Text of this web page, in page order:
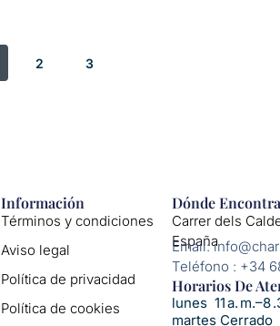
2 3
Información
Términos y condiciones
Aviso legal
Política de privacidad
Política de cookies
Dónde
Carrer dels
España
Email:
Teléfono : +34
Horarios De
lunes 11 a. m.–8
martes Cerrado